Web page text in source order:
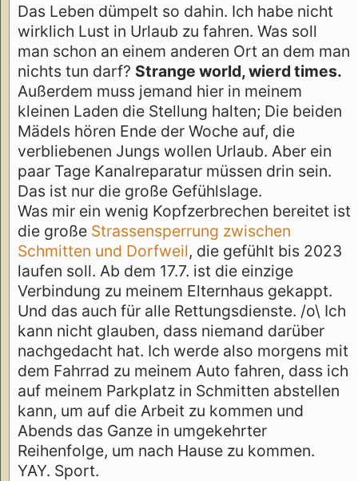
Das Leben dümpelt so dahin. Ich habe nicht
wirklich Lust in Urlaub zu fahren. Was soll
man schon an einem anderen Ort an dem man
nichts tun darf? Strange world, wierd times.
Außerdem muss jemand hier in meinem
kleinen Laden die Stellung halten; Die beiden
Mädels hören Ende der Woche auf, die
verbliebenen Jungs wollen Urlaub. Aber ein
paar Tage Kanalreparatur müssen drin sein.
Das ist nur die große Gefühlslage.
Was mir ein wenig Kopfzerbrechen bereitet ist
die große Strassensperrung zwischen
Schmitten und Dorfweil, die gefühlt bis 2023
laufen soll. Ab dem 17.7. ist die einzige
Verbindung zu meinem Elternhaus gekappt.
Und das auch für alle Rettungsdienste. /o\ Ich
kann nicht glauben, dass niemand darüber
nachgedacht hat. Ich werde also morgens mit
dem Fahrrad zu meinem Auto fahren, dass ich
auf meinem Parkplatz in Schmitten abstellen
kann, um auf die Arbeit zu kommen und
Abends das Ganze in umgekehrter
Reihenfolge, um nach Hause zu kommen.
YAY. Sport.